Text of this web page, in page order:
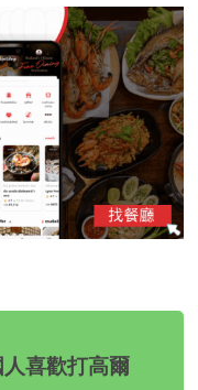
喜歡打高爾